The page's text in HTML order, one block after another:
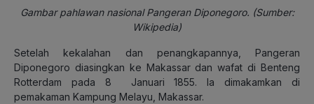
Gambar pahlawan nasional Pangeran Diponegoro. (Sumber:
Wikipedia)
Setelah kekalahan dan penangkapannya, Pangeran
Diponegoro diasingkan ke Makassar dan wafat di Benteng
Rotterdam pada 8 Januari 1855. Ia dimakamkan di
pemakaman Kampung Melayu, Makassar.